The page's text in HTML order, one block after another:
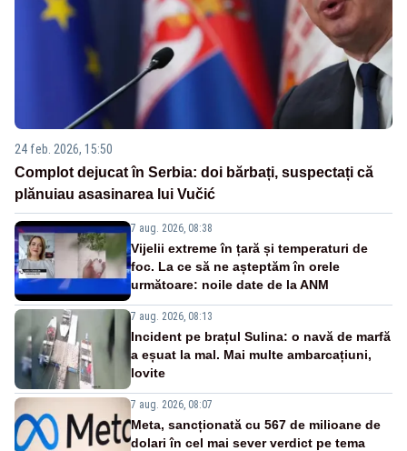
24 feb. 2026, 15:50
Complot dejucat în Serbia: doi bărbați, suspectați că
plănuiau asasinarea lui Vučić
7 aug. 2026, 08:38
Vijelii extreme în țară și temperaturi de
foc. La ce să ne așteptăm în orele
următoare: noile date de la ANM
7 aug. 2026, 08:13
Incident pe brațul Sulina: o navă de marfă
a eșuat la mal. Mai multe ambarcațiuni,
lovite
7 aug. 2026, 08:07
Meta, sancționată cu 567 de milioane de
dolari în cel mai sever verdict pe tema